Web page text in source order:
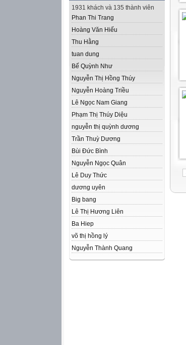
1931 khách và 135 thành viên
Phan Thi Trang
Hoàng Văn Hiếu
Thu Hằng
tuan dung
Bế Quỳnh Như
Nguyễn Thị Hồng Thúy
Nguyễn Hoàng Triều
Lê Ngọc Nam Giang
Phạm Thị Thúy Diệu
nguyễn thị quỳnh dương
Trần Thuỳ Dương
Bùi Đức Bình
Nguyễn Ngọc Quân
Lê Duy Thức
dương uyên
Big bang
Lê Thị Hương Liên
Ba Hiep
võ thị hồng lý
Nguyễn Thành Quang